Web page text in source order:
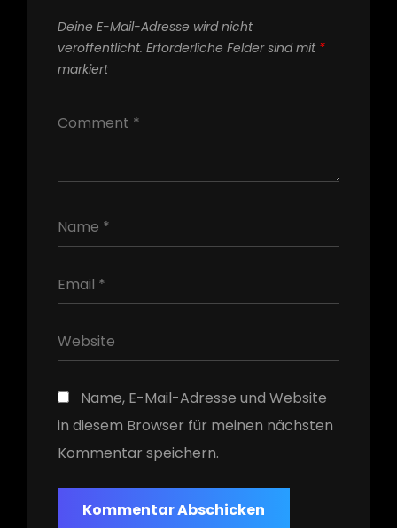
Deine E-Mail-Adresse wird nicht
veröffentlicht. Erforderliche Felder sind mit *
markiert
Name, E-Mail-Adresse und Website
in diesem Browser für meinen nächsten
Kommentar speichern.